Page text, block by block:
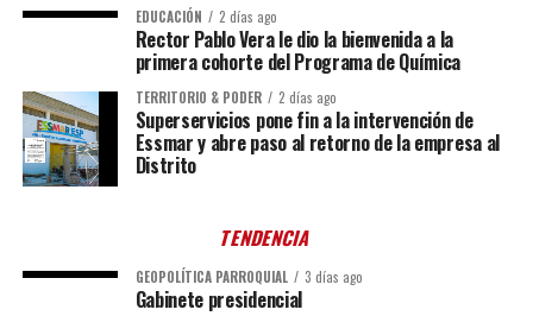
EDUCACIÓN 2 días ago
Rector Pablo Vera le dio la bienvenida a la
primera cohorte del Programa de Química
TERRITORIO & PODER 2 días ago
Superservicios pone fin a la intervención de
Essmar y abre paso al retorno de la empresa al
Distrito
TENDENCIA
GEOPOLÍTICA PARROQUIAL 3 días ago
Gabinete presidencial